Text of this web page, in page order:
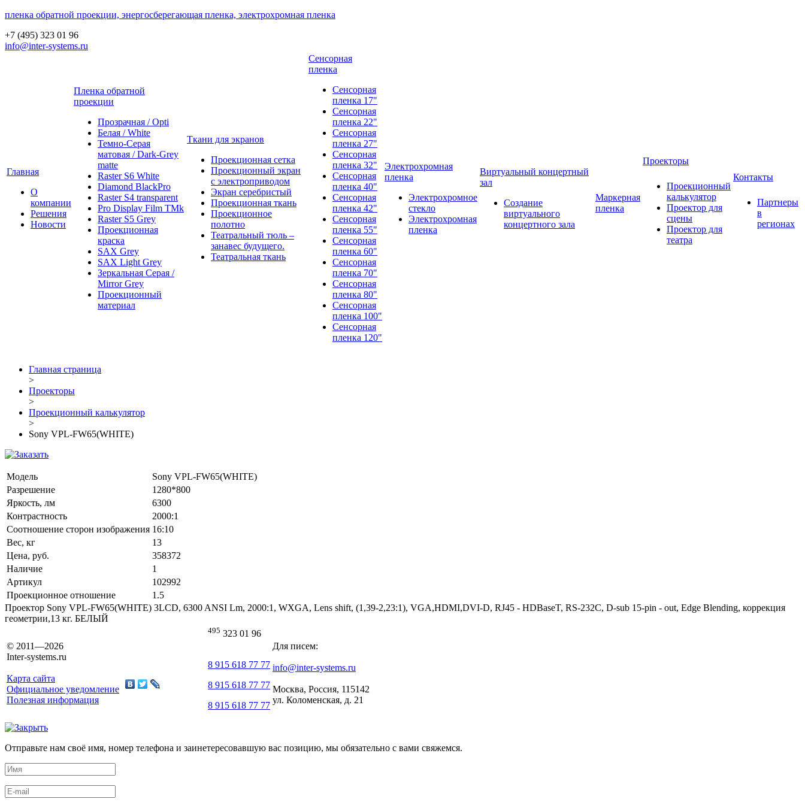
пленка обратной проекции, энергосберегающая пленка, электрохромная пленка
+7 (495) 323 01 96
info@inter-systems.ru
Главная
О
компании
Решения
Новости
Пленка обратной
проекции
Прозрачная / Opti
Белая / White
Темно-Серая
матовая / Dark-Grey
matte
Raster S6 White
Diamond BlackPro
Raster S4 transparent
Pro Display Film ТМk
Raster S5 Grey
Проекционная
краска
SAX Grey
SAX Light Grey
Зеркальная Серая /
Mirror Grey
Проекционный
материал
Ткани для экранов
Проекционная сетка
Проекционный экран
с электроприводом
Экран серебристый
Проекционная ткань
Проекционное
полотно
Театральный тюль –
занавес будущего.
Театральная ткань
Сенсорная
пленка
Сенсорная
пленка 17"
Сенсорная
пленка 22"
Сенсорная
пленка 27"
Сенсорная
пленка 32"
Сенсорная
пленка 40"
Сенсорная
пленка 42"
Сенсорная
пленка 55"
Сенсорная
пленка 60"
Сенсорная
пленка 70"
Сенсорная
пленка 80"
Сенсорная
пленка 100"
Сенсорная
пленка 120"
Электрохромная
пленка
Электрохромное
стекло
Электрохромная
пленка
Виртуальный концертный
зал
Создание
виртуального
концертного зала
Маркерная
пленка
Проекторы
Проекционный
калькулятор
Проектор для
сцены
Проектор для
театра
Контакты
Партнеры
в
регионах
Главная страница
>
Проекторы
>
Проекционный калькулятор
>
Sony VPL-FW65(WHITE)
Модель
Sony VPL-FW65(WHITE)
Разрешение
1280*800
Яркость, лм
6300
Контрастность
2000:1
Соотношение сторон изображения 16:10
Вес, кг
13
Цена, руб.
358372
Наличие
1
Артикул
102992
Проекционное отношение
1.5
Проектор Sony VPL-FW65(WHITE) 3LCD, 6300 ANSI Lm, 2000:1, WXGA, Lens shift, (1,39-2,23:1), VGA,HDMI,DVI-D, RJ45 - HDBaseT, RS-232C, D-sub 15-pin - out, Edge Blending, коррекция
геометрии,13 кг. БЕЛЫЙ
© 2011—2026
Inter-systems.ru
Карта сайта
Официальное уведомление
Полезная информация
495 323 01 96
8 915 618 77 77
8 915 618 77 77
8 915 618 77 77
Для писем:
info@inter-systems.ru
Москва, Россия, 115142
ул. Коломенская, д. 21
Отправьте нам своё имя, номер телефона и заинетересовавшую вас позицию, мы обязательно с вами свяжемся.